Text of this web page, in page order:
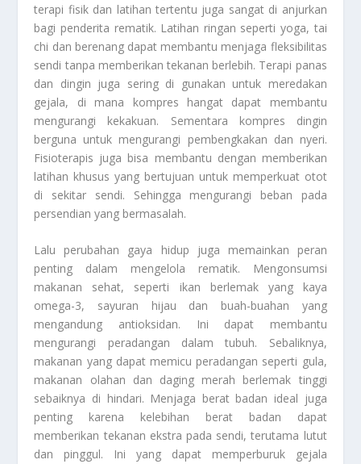
terapi fisik dan latihan tertentu juga sangat di anjurkan
bagi penderita rematik. Latihan ringan seperti yoga, tai
chi dan berenang dapat membantu menjaga fleksibilitas
sendi tanpa memberikan tekanan berlebih. Terapi panas
dan dingin juga sering di gunakan untuk meredakan
gejala, di mana kompres hangat dapat membantu
mengurangi kekakuan. Sementara kompres dingin
berguna untuk mengurangi pembengkakan dan nyeri.
Fisioterapis juga bisa membantu dengan memberikan
latihan khusus yang bertujuan untuk memperkuat otot
di sekitar sendi. Sehingga mengurangi beban pada
persendian yang bermasalah.
Lalu perubahan gaya hidup juga memainkan peran
penting dalam mengelola rematik. Mengonsumsi
makanan sehat, seperti ikan berlemak yang kaya
omega-3, sayuran hijau dan buah-buahan yang
mengandung antioksidan. Ini dapat membantu
mengurangi peradangan dalam tubuh. Sebaliknya,
makanan yang dapat memicu peradangan seperti gula,
makanan olahan dan daging merah berlemak tinggi
sebaiknya di hindari. Menjaga berat badan ideal juga
penting karena kelebihan berat badan dapat
memberikan tekanan ekstra pada sendi, terutama lutut
dan pinggul. Ini yang dapat memperburuk gejala